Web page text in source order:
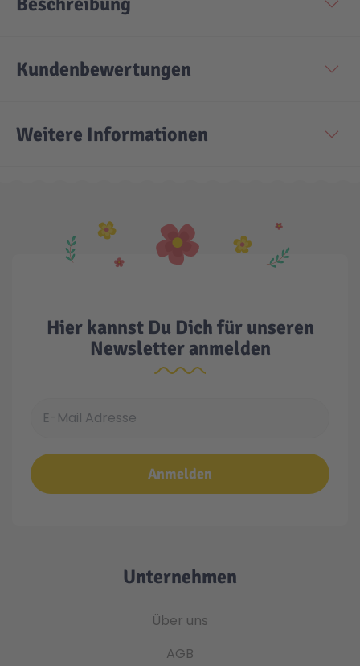
Kundenbewertungen
Weitere Informationen
Hier kannst Du Dich für unseren
Newsletter anmelden
Anmelden
Unternehmen
Über uns
AGB